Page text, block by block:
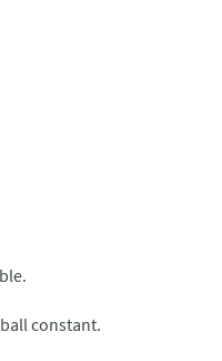
constant.